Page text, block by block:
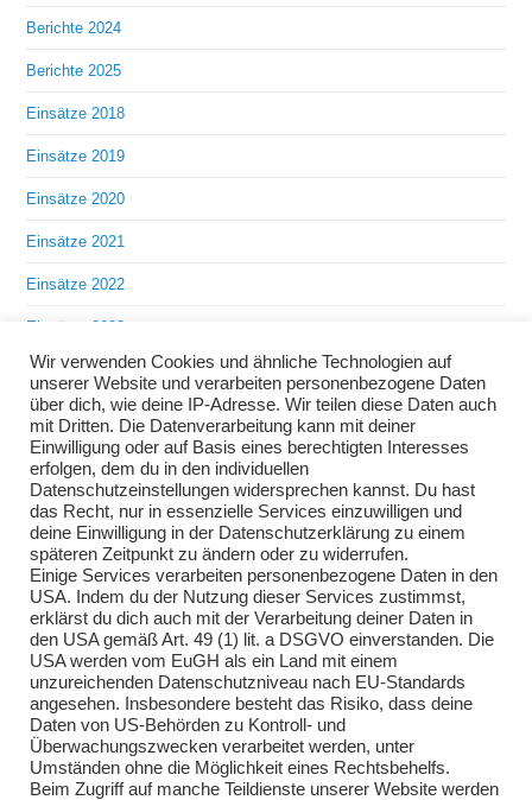
Berichte 2024
Berichte 2025
Einsätze 2018
Einsätze 2019
Einsätze 2020
Einsätze 2021
Einsätze 2022
Einsätze 2023
Einsätze 2024
Einsätze 2025
Übungen 2018
Übungen 2019
Übungen 2020
Übungen 2021
Übungen 2022
Übungen 2023
Übungen 2024
Übungen 2025
Wir verwenden Cookies und ähnliche Technologien auf
unserer Website und verarbeiten personenbezogene Daten
über dich, wie deine IP-Adresse. Wir teilen diese Daten auch
mit Dritten. Die Datenverarbeitung kann mit deiner
Einwilligung oder auf Basis eines berechtigten Interesses
erfolgen, dem du in den individuellen
Datenschutzeinstellungen widersprechen kannst. Du hast
das Recht, nur in essenzielle Services einzuwilligen und
deine Einwilligung in der Datenschutzerklärung zu einem
späteren Zeitpunkt zu ändern oder zu widerrufen.
Einige Services verarbeiten personenbezogene Daten in den
USA. Indem du der Nutzung dieser Services zustimmst,
erklärst du dich auch mit der Verarbeitung deiner Daten in
den USA gemäß Art. 49 (1) lit. a DSGVO einverstanden. Die
USA werden vom EuGH als ein Land mit einem
unzureichenden Datenschutzniveau nach EU-Standards
angesehen. Insbesondere besteht das Risiko, dass deine
Daten von US-Behörden zu Kontroll- und
Überwachungszwecken verarbeitet werden, unter
Umständen ohne die Möglichkeit eines Rechtsbehelfs.
Beim Zugriff auf manche Teildienste unserer Website werden